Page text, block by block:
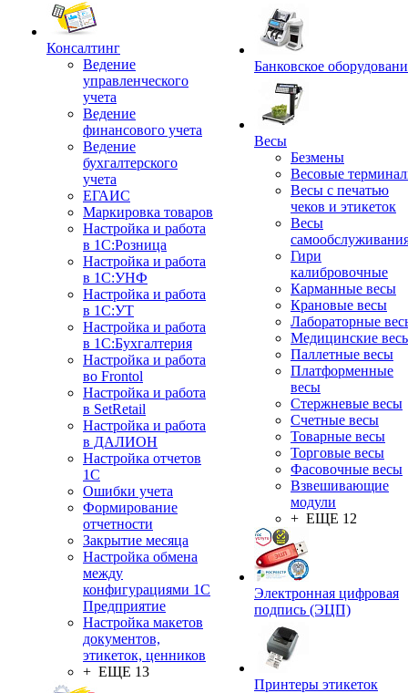
Консалтинг
Ведение
управленческого
учета
Ведение
финансового учета
Ведение
бухгалтерского
учета
ЕГАИС
Маркировка товаров
Настройка и работа
в 1С:Розница
Настройка и работа
в 1С:УНФ
Настройка и работа
в 1С:УТ
Настройка и работа
в 1С:Бухгалтерия
Настройка и работа
во Frontol
Настройка и работа
в SetRetail
Настройка и работа
в ДАЛИОН
Настройка отчетов
1С
Ошибки учета
Формирование
отчетности
Закрытие месяца
Настройка обмена
между
конфигурациями 1С
Предприятие
Настройка макетов
документов,
этикеток, ценников
+ ЕЩЕ 13
Банковское
Весы
Безмены
Весовые
Весы с печатью
чеков и этикеток
Весы
Гири
калибровочные
Карманные весы
Крановые весы
Лабораторные
Медицинские
Паллетные весы
Платформенные
весы
Стержневые весы
Счетные весы
Товарные весы
Торговые весы
Фасовочные весы
Взвешивающие
модули
+ ЕЩЕ 12
Электронная цифровая
подпись (ЭЦП)
Принтеры этикеток